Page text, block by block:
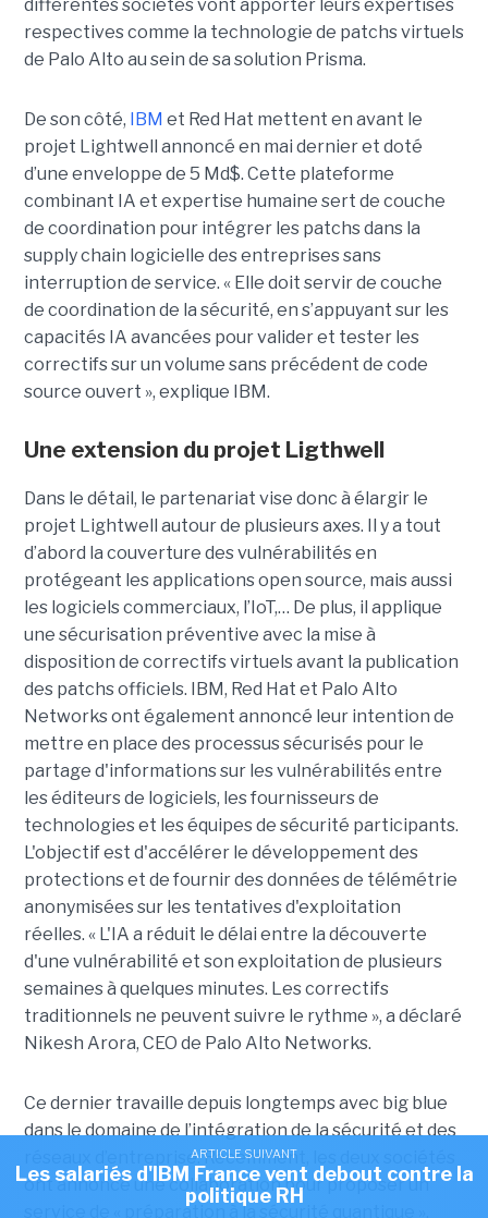
différentes sociétés vont apporter leurs expertises
respectives comme la technologie de patchs virtuels
de Palo Alto au sein de sa solution Prisma.
De son côté, IBM et Red Hat mettent en avant le
projet Lightwell annoncé en mai dernier et doté
d’une enveloppe de 5 Md$. Cette plateforme
combinant IA et expertise humaine sert de couche
de coordination pour intégrer les patchs dans la
supply chain logicielle des entreprises sans
interruption de service. « Elle doit servir de couche
de coordination de la sécurité, en s’appuyant sur les
capacités IA avancées pour valider et tester les
correctifs sur un volume sans précédent de code
source ouvert », explique IBM.
Une extension du projet Ligthwell
Dans le détail, le partenariat vise donc à élargir le
projet Lightwell autour de plusieurs axes. Il y a tout
d’abord la couverture des vulnérabilités en
protégeant les applications open source, mais aussi
les logiciels commerciaux, l’IoT,… De plus, il applique
une sécurisation préventive avec la mise à
disposition de correctifs virtuels avant la publication
des patchs officiels. IBM, Red Hat et Palo Alto
Networks ont également annoncé leur intention de
mettre en place des processus sécurisés pour le
partage d'informations sur les vulnérabilités entre
les éditeurs de logiciels, les fournisseurs de
technologies et les équipes de sécurité participants.
L'objectif est d'accélérer le développement des
protections et de fournir des données de télémétrie
anonymisées sur les tentatives d'exploitation
réelles. « L'IA a réduit le délai entre la découverte
d'une vulnérabilité et son exploitation de plusieurs
semaines à quelques minutes. Les correctifs
traditionnels ne peuvent suivre le rythme », a déclaré
Nikesh Arora, CEO de Palo Alto Networks.
Ce dernier travaille depuis longtemps avec big blue
dans le domaine de l’intégration de la sécurité et des
réseaux d’entreprise. Récemment, les deux sociétés
ont annoncé une collaboration pour proposer un
service de « préparation à la sécurité quantique ».
ARTICLE SUIVANT
Les salariés d'IBM France vent debout contre la
politique RH